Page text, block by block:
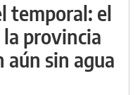
temporal: el
provincia
aún sin agua